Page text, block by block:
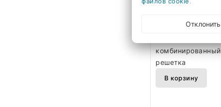
GunMetal 91060-
для душа, сталь,
решетка
В корзину
Отклонить